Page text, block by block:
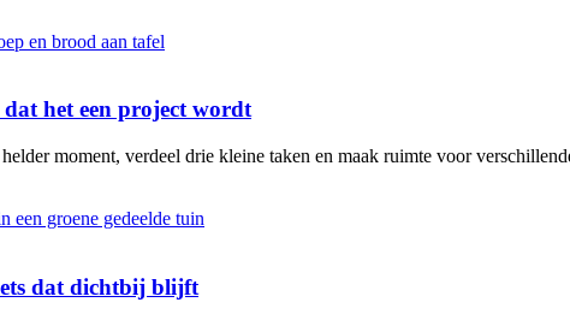
het een project wordt
moment, verdeel drie kleine taken en maak ruimte voor
dat dichtbij blijft